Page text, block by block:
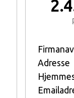
Adresse